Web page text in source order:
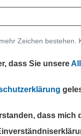
Zeichen
dass Sie unsere
dass mich